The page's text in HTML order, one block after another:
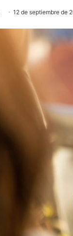
12 de septiembre de